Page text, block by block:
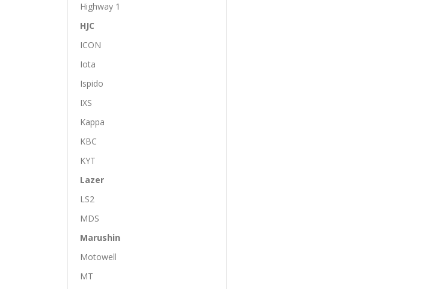
Highway 1
HJC
ICON
Iota
Ispido
IXS
Kappa
KBC
KYT
Lazer
LS2
MDS
Marushin
Motowell
MT